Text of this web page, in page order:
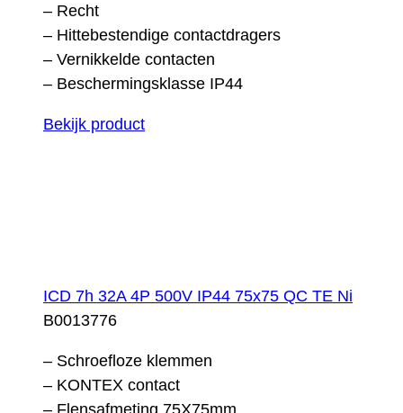
– Recht
– Hittebestendige contactdragers
– Vernikkelde contacten
– Beschermingsklasse IP44
Bekijk product
ICD 7h 32A 4P 500V IP44 75x75 QC TE Ni
B0013776
– Schroefloze klemmen
– KONTEX contact
– Flensafmeting 75X75mm